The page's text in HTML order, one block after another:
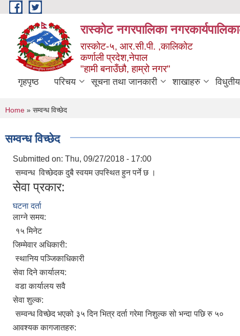
Skip to main content
रास्कोट नगरपालिका
रास्कोट-५, आर.सी.पी. ,कालिकोट
कर्णाली प्रदेश,नेपाल
"हामी बनाउँछौ, हाम्रो नगर"
गृहपृष्ठ परिचय सूचना तथा जानकारी शाखाहरु
You are here
Home » सम्वन्ध विच्छेद
सम्वन्ध विच्छेद
Submitted on: Thu, 09/27/2018 - 17:00
सम्वन्ध विच्छेदक दुबै स्वयम उपस्थित हुन पर्ने छ ।
सेवा प्रकार:
घटना दर्ता
लाग्ने समय:
१५ मिनेट
जिम्मेवार अधिकारी:
स्थानिय पञ्जिकाधिकारी
सेवा दिने कार्यालय:
वडा कार्यालय सवै
सेवा शुल्क:
सम्वन्ध विच्छेद भएको ३५ दिन भित्र दर्ता गरेमा निशुल्क सो भन्दा पछि रु ५०
आवश्यक कागजातहरु: